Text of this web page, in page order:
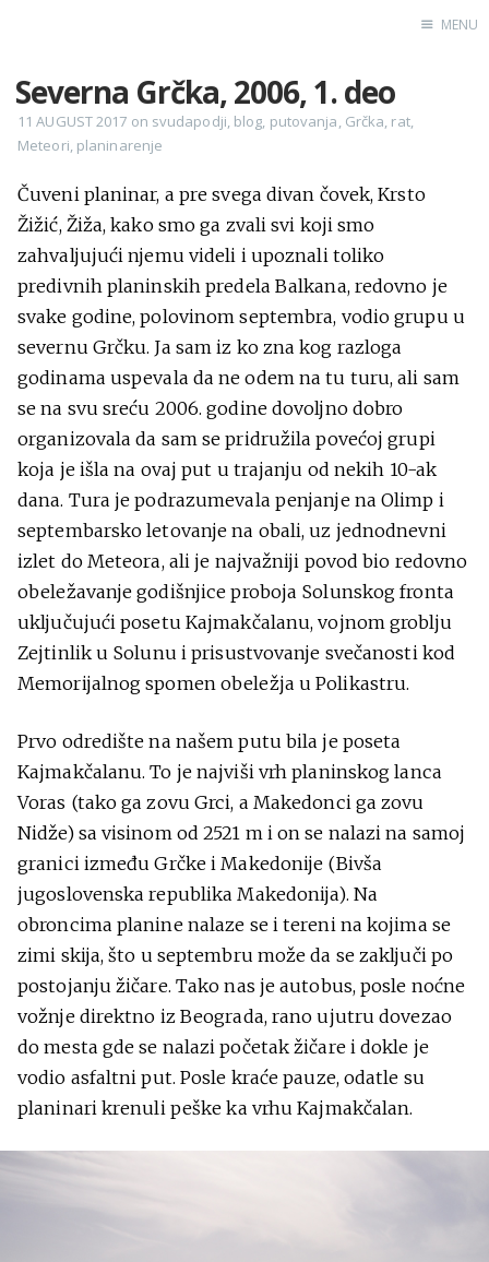
Pinterest
YouTube
MENU
Severna Grčka, 2006, 1. deo
11 AUGUST 2017 on svudapodji, blog, putovanja, Grčka, rat,
Meteori, planinarenje
Čuveni planinar, a pre svega divan čovek, Krsto
Žižić, Žiža, kako smo ga zvali svi koji smo
zahvaljujući njemu videli i upoznali toliko
predivnih planinskih predela Balkana, redovno je
svake godine, polovinom septembra, vodio grupu u
severnu Grčku. Ja sam iz ko zna kog razloga
godinama uspevala da ne odem na tu turu, ali sam
se na svu sreću 2006. godine dovoljno dobro
organizovala da sam se pridružila povećoj grupi
koja je išla na ovaj put u trajanju od nekih 10-ak
dana. Tura je podrazumevala penjanje na Olimp i
septembarsko letovanje na obali, uz jednodnevni
izlet do Meteora, ali je najvažniji povod bio redovno
obeležavanje godišnjice proboja Solunskog fronta
uključujući posetu Kajmakčalanu, vojnom groblju
Zejtinlik u Solunu i prisustvovanje svečanosti kod
Memorijalnog spomen obeležja u Polikastru.
Prvo odredište na našem putu bila je poseta
Kajmakčalanu. To je najviši vrh planinskog lanca
Voras (tako ga zovu Grci, a Makedonci ga zovu
Nidže) sa visinom od 2521 m i on se nalazi na samoj
granici između Grčke i Makedonije (Bivša
jugoslovenska republika Makedonija). Na
obroncima planine nalaze se i tereni na kojima se
zimi skija, što u septembru može da se zaključi po
postojanju žičare. Tako nas je autobus, posle noćne
vožnje direktno iz Beograda, rano ujutru dovezao
do mesta gde se nalazi početak žičare i dokle je
vodio asfaltni put. Posle kraće pauze, odatle su
planinari krenuli peške ka vrhu Kajmakčalan.